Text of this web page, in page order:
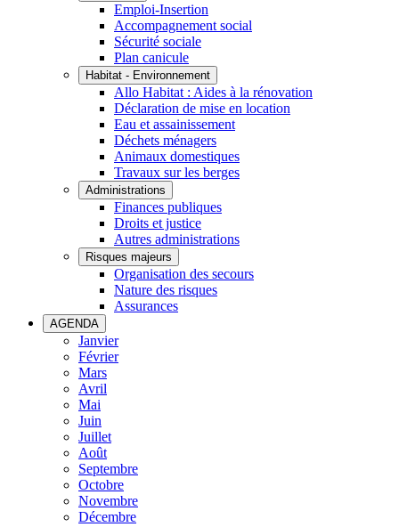
Emploi-Insertion
Accompagnement social
Sécurité sociale
Plan canicule
Habitat - Environnement
Allo Habitat : Aides à la rénovation
Déclaration de mise en location
Eau et assainissement
Déchets ménagers
Animaux domestiques
Travaux sur les berges
Administrations
Finances publiques
Droits et justice
Autres administrations
Risques majeurs
Organisation des secours
Nature des risques
Assurances
AGENDA
Janvier
Février
Mars
Avril
Mai
Juin
Juillet
Août
Septembre
Octobre
Novembre
Décembre